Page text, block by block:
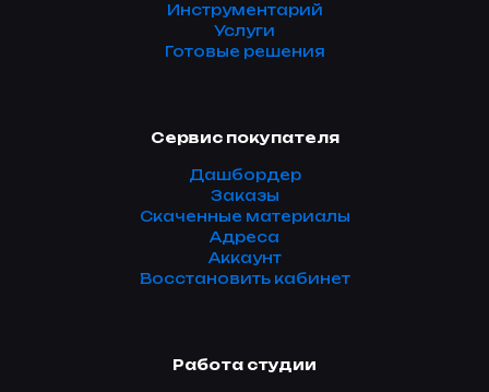
Инструментарий
Услуги
Готовые решения
Сервис покупателя
Дашбордер
Заказы
Скаченные материалы
Адреса
Аккаунт
Восстановить кабинет
Работа студии